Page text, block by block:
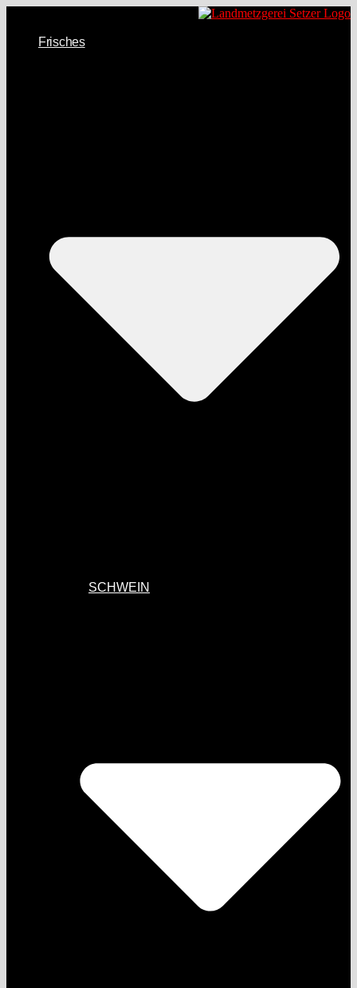
Frisches
SCHWEIN